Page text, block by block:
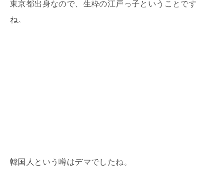
東京都出身なので、生粋の江戸っ子ということです
ね。
韓国人という噂はデマでしたね。